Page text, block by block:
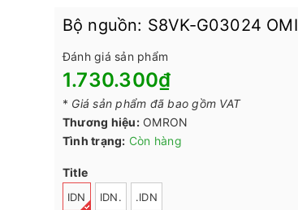
Bộ nguồn: S8VK-G03024 OMI
Đánh giá sản phẩm
1.730.300₫
* Giá sản phẩm đã bao gồm VAT
Thương hiệu: OMRON
Tình trạng: Còn hàng
Title
IDN IDN. .IDN